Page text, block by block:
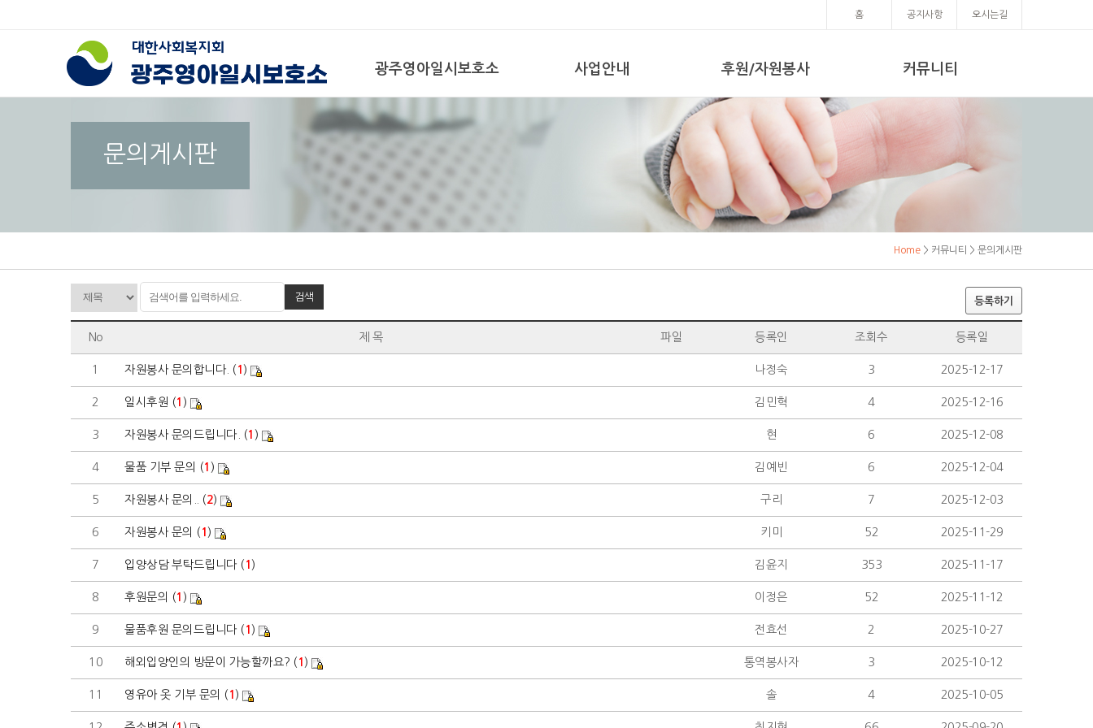
홈 공지사항 오시는길
광주영아일시보호소 사업안내 후원/자원봉사 커뮤니티
문의게시판
Home > 커뮤니티 > 문의게시판
검색 등록하기
No 제 목 파일 등록인 조회수 등록일
1 자원봉사 문의합니다. ( 1 ) 나정숙 3 2025-12-17
2 일시후원 ( 1 ) 김민혁 4 2025-12-16
3 자원봉사 문의드립니다. ( 1 ) 현 6 2025-12-08
4 물품 기부 문의 ( 1 ) 김예빈 6 2025-12-04
5 자원봉사 문의.. ( 2) 구리 7 2025-12-03
6 자원봉사 문의 ( 1 ) 키미 52 2025-11-29
7 입양상담 부탁드립니다 ( 1 ) 김윤지 353 2025-11-17
8 후원문의 ( 1 ) 이정은 52 2025-11-12
9 물품후원 문의드립니다 ( 1 ) 전효선 2 2025-10-27
10 해외입양인의 방문이 가능할까요? ( 1 ) 통역봉사자 3 2025-10-12
11 영유아 옷 기부 문의 ( 1 ) 솔 4 2025-10-05